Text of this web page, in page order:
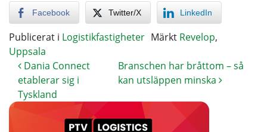
Facebook Twitter/X LinkedIn
Publicerat i Logistikfastigheter Märkt Revelop,
Uppsala
Dania Connect
etablerar sig i
Tyskland
Branschen har bråttom – så
kan utsläppen minska